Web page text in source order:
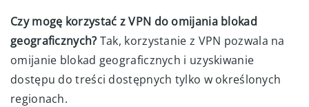
Czy mogę korzystać z VPN do omijania blokad
geograficznych? Tak, korzystanie z VPN pozwala na
omijanie blokad geograficznych i uzyskiwanie
dostępu do treści dostępnych tylko w określonych
regionach.